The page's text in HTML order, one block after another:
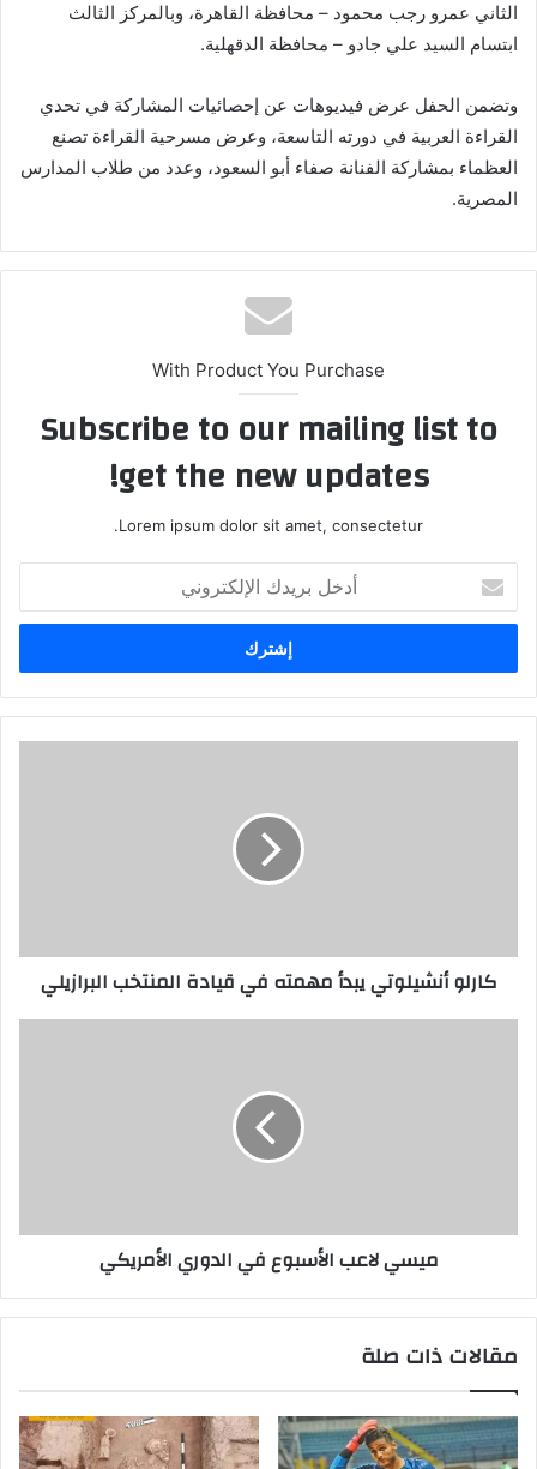
الثاني عمرو رجب محمود – محافظة القاهرة، وبالمركز الثالث
ابتسام السيد علي جادو – محافظة الدقهلية.
وتضمن الحفل عرض فيديوهات عن إحصائيات المشاركة في تحدي
القراءة العربية في دورته التاسعة، وعرض مسرحية القراءة تصنع
العظماء بمشاركة الفنانة صفاء أبو السعود، وعدد من طلاب المدارس
المصرية.
With Product You Purchase
Subscribe to our mailing list to
get the new updates!
Lorem ipsum dolor sit amet, consectetur.
بريدك
الإلكتروني
كارلو أنشيلوتي يبدأ مهمته في قيادة المنتخب البرازيلي
ميسي لاعب الأسبوع في الدوري الأمريكي
مقالات ذات صلة